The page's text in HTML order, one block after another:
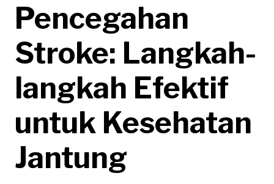
Pencegahan
Stroke: Langkah-
langkah Efektif
untuk Kesehatan
Jantung